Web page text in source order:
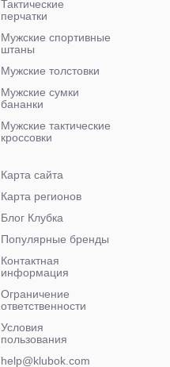
Тактические
перчатки
Мужские спортивные
штаны
Мужские толстовки
Мужские сумки
бананки
Мужские тактические
кроссовки
Карта сайта
Карта регионов
Блог Клубка
Популярные бренды
Контактная
информация
Ограничение
ответственности
Условия
пользования
help@klubok.com